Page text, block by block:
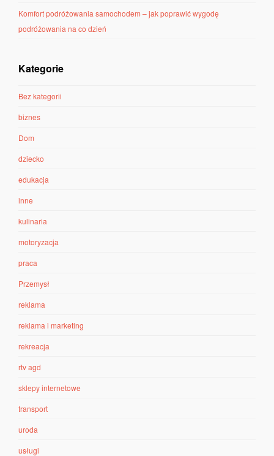
Komfort podróżowania samochodem – jak poprawić wygodę
podróżowania na co dzień
Kategorie
Bez kategorii
biznes
Dom
dziecko
edukacja
inne
kulinaria
motoryzacja
praca
Przemysł
reklama
reklama i marketing
rekreacja
rtv agd
sklepy internetowe
transport
uroda
usługi